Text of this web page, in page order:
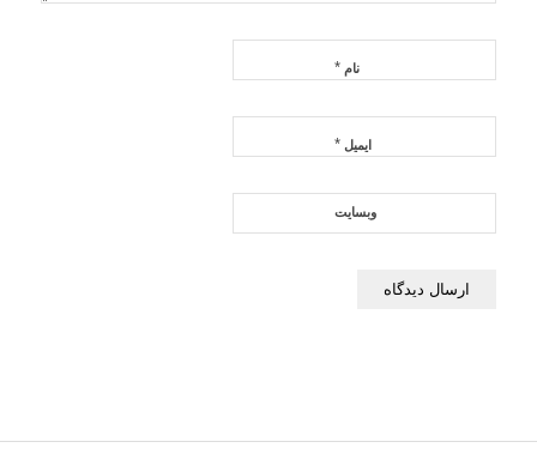
نام*
ایمیل*
وبسایت